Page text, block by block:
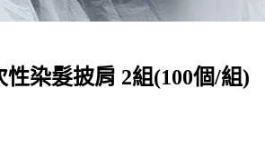
染髮披肩 2組(100個/組)